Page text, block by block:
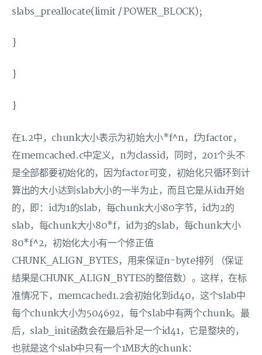
slabs_preallocate(limit / POWER_BLOCK);
}
}
}
在1.2中，chunk大小表示为初始大小*f^n，f为factor，
在memcached.c中定义，n为classid，同时，201个头不
是全部都要初始化的，因为factor可变，初始化只循环到计
算出的大小达到slab大小的一半为止，而且它是从id1开始
的，即：id为1的slab，每chunk大小80字节，id为2的
slab，每chunk大小80*f，id为3的slab，每chunk大小
80*f^2，初始化大小有一个修正值
CHUNK_ALIGN_BYTES，用来保证n-byte排列 （保证
结果是CHUNK_ALIGN_BYTES的整倍数）。这样，在标
准情况下，memcached1.2会初始化到id40，这个slab中
每个chunk大小为504692，每个slab中有两个chunk。最
后，slab_init函数会在最后补足一个id41，它是整块的，
也就是这个slab中只有一个1MB大的chunk：